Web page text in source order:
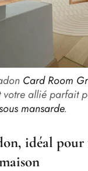
Card Room
votre allié parfait
mansarde.
idéal pour